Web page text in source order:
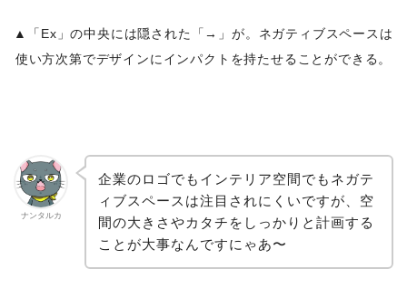
▲「Ex」の中央には隠された「→」が。ネガティブスペースは
使い方次第でデザインにインパクトを持たせることができる。
ナンタルカ
企業のロゴでもインテリア空間でもネガテ
ィブスペースは注目されにくいですが、空
間の大きさやカタチをしっかりと計画する
ことが大事なんですにゃあ〜